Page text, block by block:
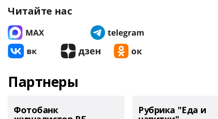
Читайте нас
Партнеры
Фотобанк Рубрика "Еда и